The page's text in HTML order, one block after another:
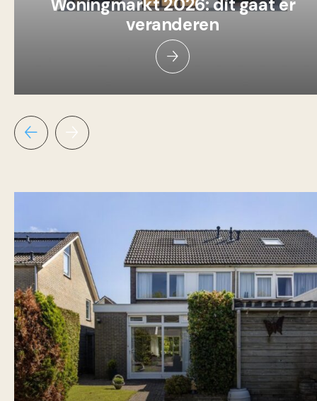
Woningmarkt 2026: dit gaat er
veranderen